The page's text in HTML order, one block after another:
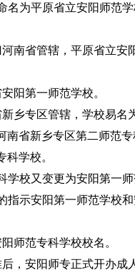
名为平原省立安阳师范
南省管辖，平原省立安
阳第一师范学校。
乡专区管辖，学校易名
南省新乡专区第二师范
科学校。
学校又变更为安阳第一
指示安阳第一师范学校
师范专科学校校名。
，安阳师专正式开办成